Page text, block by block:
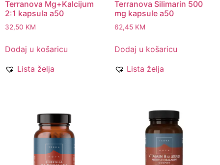
Terranova Mg+Kalcijum
2:1 kapsula a50
32,50 KM
Dodaj u košaricu
Lista želja
Terranova Silimarin 500
mg kapsule a50
62,45 KM
Dodaj u košaricu
Lista želja